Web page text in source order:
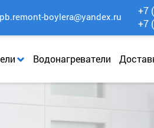
Водонагреватели
boylera@yandex.ru
+7
+7